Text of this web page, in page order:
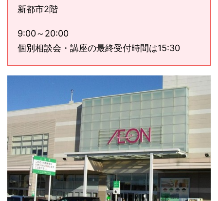
新都市2階
9:00～20:00
個別相談会・講座の最終受付時間は15:30